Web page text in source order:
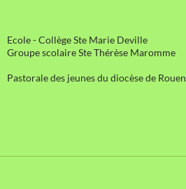
Ecole - Collège Ste Marie Deville
Groupe scolaire Ste Thérèse Maromme
Pastorale des jeunes du diocèse de Rouen